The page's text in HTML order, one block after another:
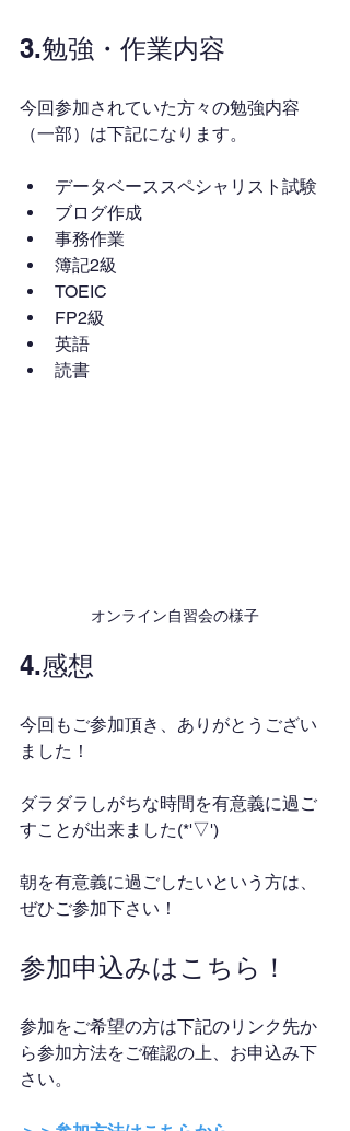
3.勉強・作業内容
今回参加されていた方々の勉強内容
（一部）は下記になります。
データベーススペシャリスト試験
ブログ作成
事務作業
簿記2級
TOEIC
FP2級
英語
読書
オンライン自習会の様子
4.感想
今回もご参加頂き、ありがとうござい
ました！
ダラダラしがちな時間を有意義に過ご
すことが出来ました(*'▽')
朝を有意義に過ごしたいという方は、
ぜひご参加下さい！
参加申込みはこちら！
参加をご希望の方は下記のリンク先か
ら参加方法をご確認の上、お申込み下
さい。